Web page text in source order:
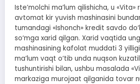
Iste’molchi ma’lum qilishicha, u «Vita»
avtomat kir yuvish mashinasini
tumandagi «Ishonch» kredit savdo
so‘mga xarid qilgan. Xarid vaqtida
mashinasining kafolat muddati 3
ma’lum vaqt o‘tib unda nuqson
tushuntirishi bilan, ushbu masalada
markaziga murojaat qilganida tovar